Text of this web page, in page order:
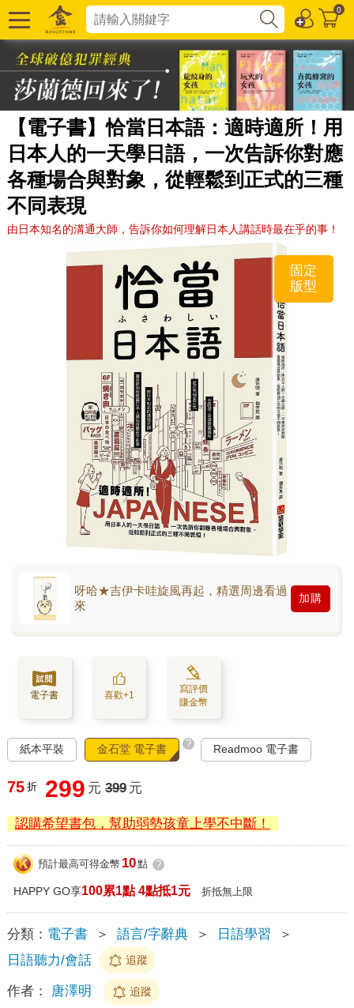
0
【電子書】恰當日本語：適時適所！用
日本人的一天學日語，一次告訴你對應
各種場合與對象，從輕鬆到正式的三種
不同表現
由日本知名的溝通大師，告訴你如何理解日本人講話時最在乎的事！
固定
版型
呀哈★吉伊卡哇旋風再起，精選周邊看過
來
加購
電子書 喜歡+1
寫評價
賺金幣
紙本平裝 金石堂 電子書 ? Readmoo 電子書
75 折 299 元 399 元
認購希望書包，幫助弱勢孩童上學不中斷！
預計最高可得金幣 10點 ?
HAPPY GO享100累1點 4點抵1元 折抵無上限
分類： 電子書 ＞ 語言/字辭典 ＞ 日語學習
＞
日語聽力/會話
追蹤
作者： 唐澤明 追蹤